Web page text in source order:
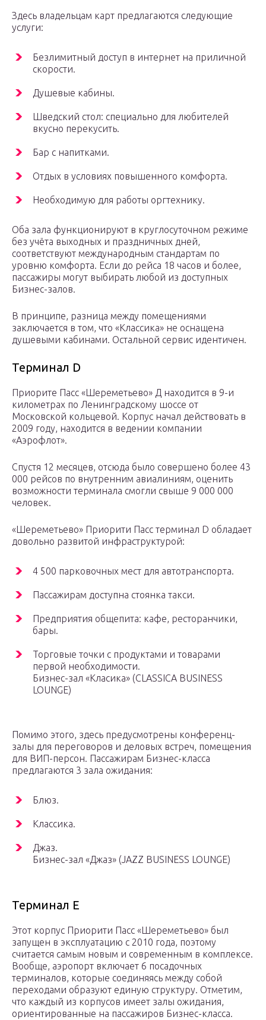
Здесь владельцам карт предлагаются следующие
услуги:
Безлимитный доступ в интернет на приличной
скорости.
Душевые кабины.
Шведский стол: специально для любителей
вкусно перекусить.
Бар с напитками.
Отдых в условиях повышенного комфорта.
Необходимую для работы оргтехнику.
Оба зала функционируют в круглосуточном режиме
без учёта выходных и праздничных дней,
соответствуют международным стандартам по
уровню комфорта. Если до рейса 18 часов и более,
пассажиры могут выбирать любой из доступных
Бизнес-залов.
В принципе, разница между помещениями
заключается в том, что «Классика» не оснащена
душевыми кабинами. Остальной сервис идентичен.
Терминал D
Приорите Пасс «Шереметьево» Д находится в 9-и
километрах по Ленинградскому шоссе от
Московской кольцевой. Корпус начал действовать в
2009 году, находится в ведении компании
«Аэрофлот».
Спустя 12 месяцев, отсюда было совершено более 43
000 рейсов по внутренним авиалиниям, оценить
возможности терминала смогли свыше 9 000 000
человек.
«Шереметьево» Приорити Пасс терминал D обладает
довольно развитой инфраструктурой:
4 500 парковочных мест для автотранспорта.
Пассажирам доступна стоянка такси.
Предприятия общепита: кафе, ресторанчики,
бары.
Торговые точки с продуктами и товарами
первой необходимости.
Бизнес-зал «Класика» (CLASSICA BUSINESS
LOUNGE)
Помимо этого, здесь предусмотрены конференц-
залы для переговоров и деловых встреч, помещения
для ВИП-персон. Пассажирам Бизнес-класса
предлагаются 3 зала ожидания:
Блюз.
Классика.
Джаз.
Бизнес-зал «Джаз» (JAZZ BUSINESS LOUNGE)
Терминал Е
Этот корпус Приорити Пасс «Шереметьево» был
запущен в эксплуатацию с 2010 года, поэтому
считается самым новым и современным в комплексе.
Вообще, аэропорт включает 6 посадочных
терминалов, которые соединяясь между собой
переходами образуют единую структуру. Отметим,
что каждый из корпусов имеет залы ожидания,
ориентированные на пассажиров Бизнес-класса.